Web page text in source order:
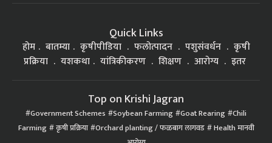
Quick Links
होम बातम्या कृषीपीडिया फलोत्पादन पशुसंवर्धन
कृषी
प्रक्रिया
यशकथा यांत्रिकीकरण शिक्षण आरोग्य इतर
Top on Krishi Jagran
Government Schemes Soybean Farming Goat Rearing Chili
Farming कृषी प्रक्रिया Orchard planting / फळबाग लागवड Health मानवी